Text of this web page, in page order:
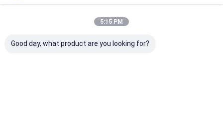
Onze Categorieën
5:15 PM
Good day, what product are you looking for?